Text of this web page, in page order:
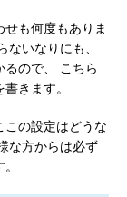
も何度もありま
いなりにも、
ので、 こちら
きます。
の設定はどうな
な方からは必ず